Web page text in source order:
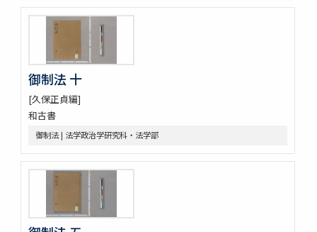
[樺山家文書 第3巻]
[樺山家文書 第4巻]
九条公爵家旧蔵古典籍
令義解
園太暦
親長卿記
元長卿記
康富記
古代中世法制史料
中世法制史料
御成敗式目関係古写本群
御成敗式目 [極書あり]
貞永式目新編追加
御制法 十
[久保正貞編]
和古書
御制法 | 法学政治学研究科・法学部